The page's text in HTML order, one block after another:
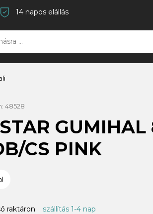
14 napos elállás
48528
GUMIHAL
CS PINK
raktáron szállítás 1-4 nap